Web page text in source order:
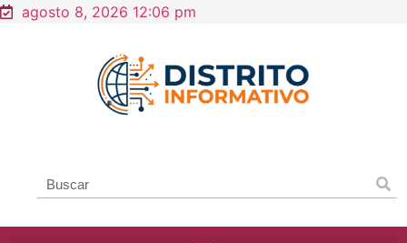
agosto 8, 2026 12:06 pm